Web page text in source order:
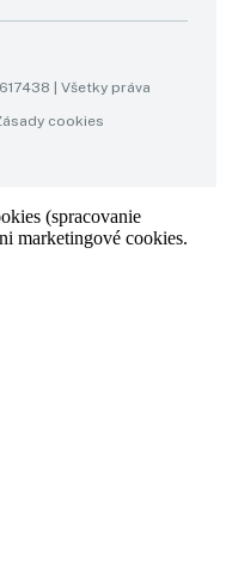
| Všetky práva
cookies
(spracovanie
marketingové cookies.